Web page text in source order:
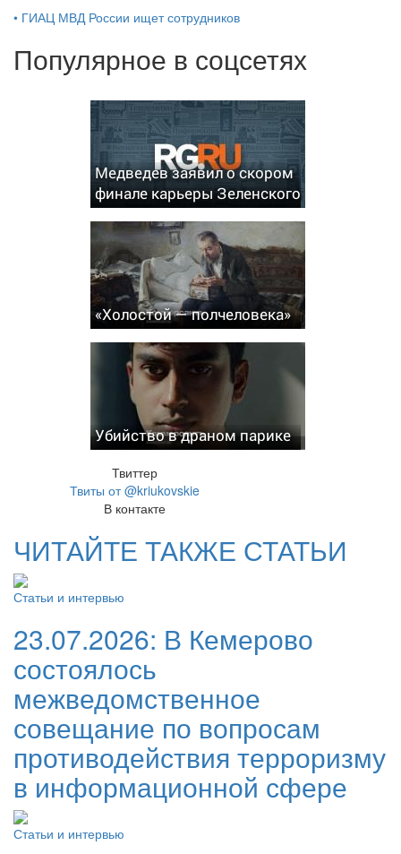
• ГИАЦ МВД России ищет сотрудников
Популярное в соцсетях
Медведев заявил о скором
финале карьеры Зеленского
«Холостой — полчеловека»
Убийство в драном парике
Твиттер
Твиты от @kriukovskie
В контакте
ЧИТАЙТЕ ТАКЖЕ СТАТЬИ
Статьи и интервью
23.07.2026: В Кемерово
состоялось
межведомственное
совещание по вопросам
противодействия терроризму
в информационной сфере
Статьи и интервью